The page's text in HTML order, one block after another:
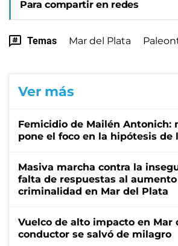
Para compartir en redes
Temas Mar del Plata
Ver más
Femicidio de Mailén Antonich:
pone el foco en la hipótesis de
Masiva marcha contra la
falta de respuestas al
criminalidad en Mar del Plata
Vuelco de alto impacto en Mar
conductor se salvó de milagro